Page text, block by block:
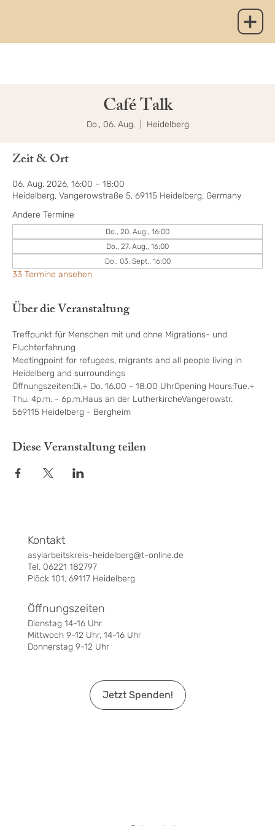
Café Talk
Do., 06. Aug.
  |
Heidelberg
Zeit & Ort
06. Aug. 2026, 16:00 – 18:00
Heidelberg, Vangerowstraße 5, 69115 Heidelberg, Germany
Andere Termine
Do., 20. Aug., 16:00
Do., 27. Aug., 16:00
Do., 03. Sept., 16:00
33 Termine ansehen
Über die Veranstaltung
Treffpunkt für Menschen mit und ohne Migrations- und
Fluchterfahrung
Meetingpoint for refugees, migrants and all people living in
Heidelberg and surroundings
Öffnungszeiten:Di.+ Do. 16.00 - 18.00 UhrOpening Hours:Tue.+
Thu. 4p.m. - 6p.m.Haus an der LutherkircheVangerowstr.
569115 Heidelberg - Bergheim
Diese Veranstaltung teilen
Jetzt Spenden!
asylarbeitskreis-heidelberg@t-online.de
Tel. 06221 182797
Plöck 101, 69117 Heidelberg
Kontakt
Dienstag 14-16 Uhr
Mittwoch 9-12 Uhr, 14-16 Uhr
Donnerstag 9-12 Uhr
Öffnungszeiten